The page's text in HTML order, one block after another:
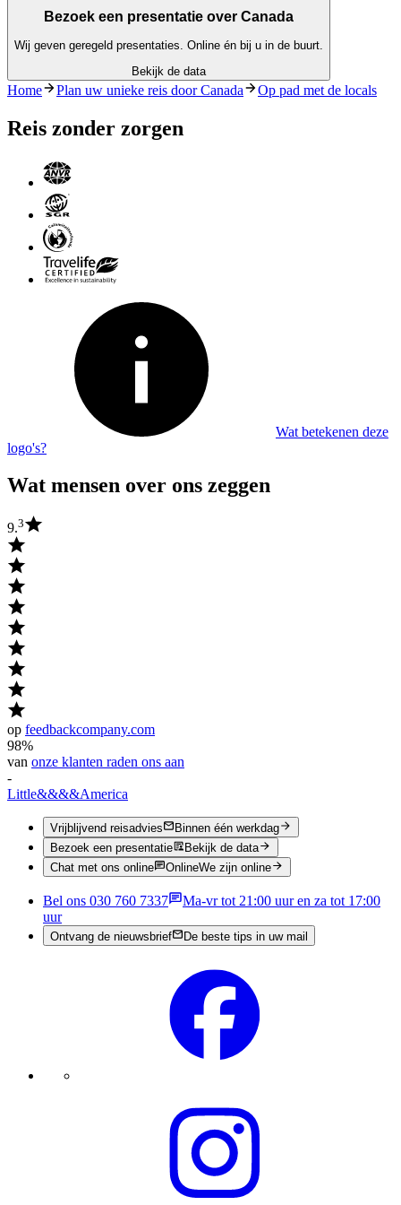
Bezoek een presentatie over Canada
Wij geven geregeld presentaties. Online én bij u in de buurt.
Bekijk de data
Home Plan uw unieke reis door Canada Op pad met de locals
Reis zonder zorgen
Wat betekenen deze
logo's?
Wat mensen over ons zeggen
9.3
op feedbackcompany.com
98%
van onze klanten raden ons aan
-
Little&&&&America
Vrijblijvend reisadvies
Binnen één werkdag
Bezoek een presentatie
Bekijk de data
Chat met ons online
OnlineWe zijn online
Bel ons 030 760 7337
Ma-vr tot 21:00 uur en za tot 17:00
uur
Ontvang de nieuwsbrief De beste tips in uw mail